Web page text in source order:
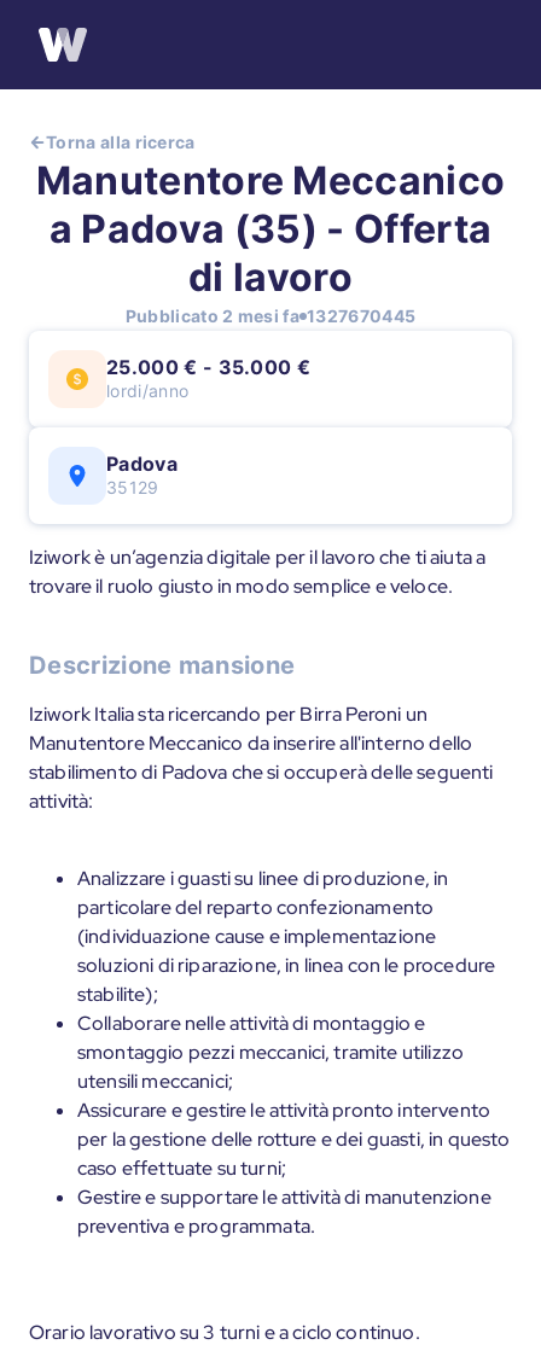
Torna alla ricerca
Manutentore Meccanico
a Padova (35) - Offerta
di lavoro
Pubblicato 2 mesi fa 1327670445
25.000 € - 35.000 €
lordi/anno
Padova
35129
Iziwork è un’agenzia digitale per il lavoro che ti aiuta a
trovare il ruolo giusto in modo semplice e veloce.
Descrizione mansione
Iziwork Italia sta ricercando per Birra Peroni un
Manutentore Meccanico da inserire all'interno dello
stabilimento di Padova che si occuperà delle seguenti
attività:
Analizzare i guasti su linee di produzione, in
particolare del reparto confezionamento
(individuazione cause e implementazione
soluzioni di riparazione, in linea con le procedure
stabilite);
Collaborare nelle attività di montaggio e
smontaggio pezzi meccanici, tramite utilizzo
utensili meccanici;
Assicurare e gestire le attività pronto intervento
per la gestione delle rotture e dei guasti, in questo
caso effettuate su turni;
Gestire e supportare le attività di manutenzione
preventiva e programmata.
Orario lavorativo su 3 turni e a ciclo continuo.